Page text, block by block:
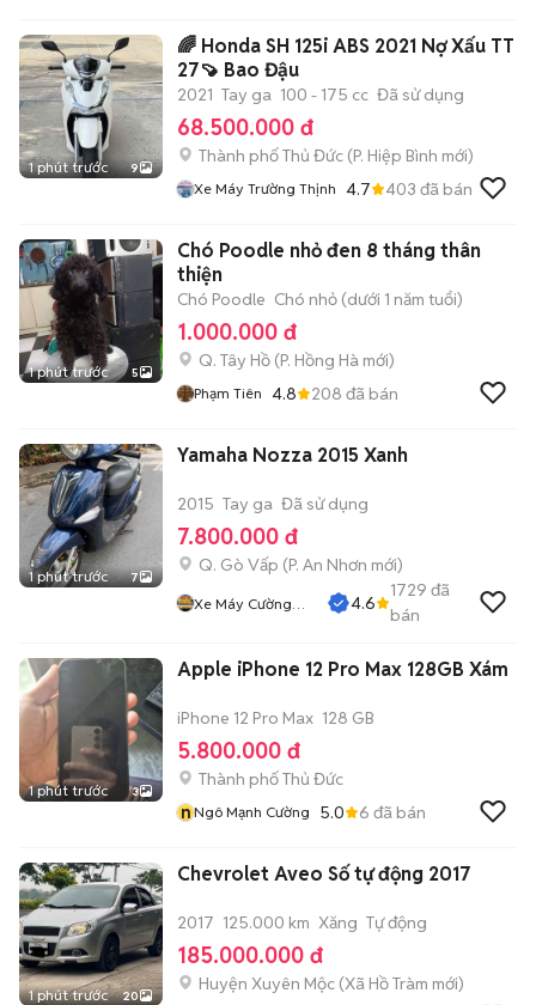
1 phút trước 9
🌈 Honda SH 125i ABS 2021 Nợ Xấu TT
27🍠 Bao Đậu
2021 Tay ga 100 - 175 cc Đã sử dụng
68.500.000 đ
Thành phố Thủ Đức (P. Hiệp Bình mới)
Xe Máy Trường Thịnh 4.7 403 đã bán
1 phút trước 5
Chó Poodle nhỏ đen 8 tháng thân
thiện
Chó Poodle Chó nhỏ (dưới 1 năm tuổi)
1.000.000 đ
Q. Tây Hồ (P. Hồng Hà mới)
Phạm Tiên 4.8 208 đã bán
1 phút trước 7
Yamaha Nozza 2015 Xanh
2015 Tay ga Đã sử dụng
7.800.000 đ
Q. Gò Vấp (P. An Nhơn mới)
Xe Máy Cường
4.6
1729 đã
bán
1 phút trước 3
Apple iPhone 12 Pro Max 128GB Xám
iPhone 12 Pro Max 128 GB
5.800.000 đ
Thành phố Thủ Đức
nNgô Mạnh Cường 5.0 6 đã bán
1 phút trước 20
Chevrolet Aveo Số tự động 2017
2017 125.000 km Xăng Tự động
185.000.000 đ
Huyện Xuyên Mộc (Xã Hồ Tràm mới)